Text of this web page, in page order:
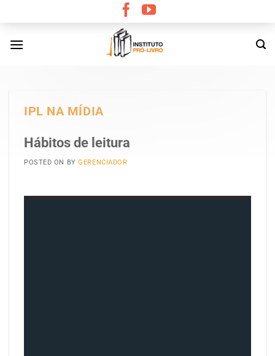
content
IPL NA MÍDIA
Hábitos de leitura
POSTED ON BYGERENCIADOR